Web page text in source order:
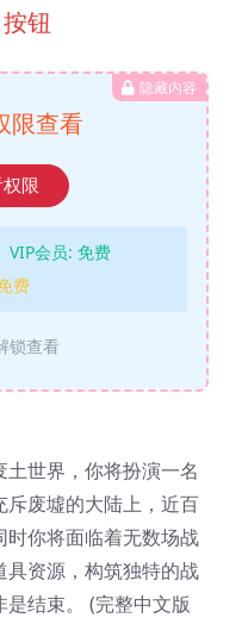
钮
隐藏内容
限查看
限
VIP会员: 免费
费
锁查看
世界，你将扮演一名
斥废墟的大陆上，近百
你将面临着无数场战
资源，构筑独特的战
结束。 (完整中文版